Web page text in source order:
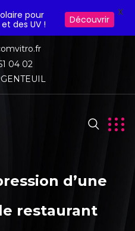
04 02
d’une
restaurant
pour
des UV !
Découvrir
X